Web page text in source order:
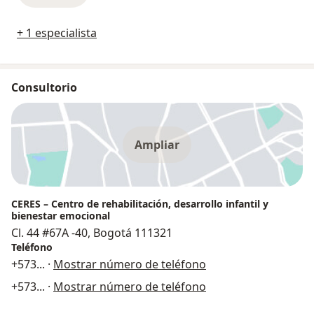
+ 1 especialista
Consultorio
Ampliar
CERES – Centro de rehabilitación, desarrollo infantil y
bienestar emocional
Cl. 44 #67A -40, Bogotá 111321
Teléfono
+573... · Mostrar número de teléfono
+573... · Mostrar número de teléfono